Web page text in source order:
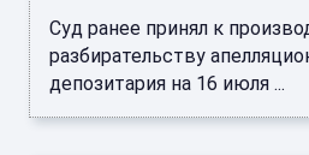
Суд ранее принял к
разбирательству
депозитария на 16 июля ...